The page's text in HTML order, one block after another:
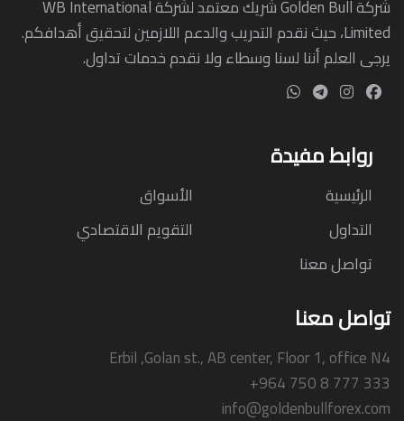
شركة Golden Bull شريك معتمد لشركة WB International
Limited، حيث نقدم التدريب والدعم اللازمين لتحقيق أهدافكم.
يرجى العلم أننا لسنا وسطاء ولا نقدم خدمات تداول.
روابط مفيدة
الرئيسية
الأسواق
التداول
التقويم الاقتصادي
تواصل معنا
تواصل معنا
Erbil ,Golan st., AB center, Floor 1, office N4
+964 750 8 777 333
info@goldenbullforex.com